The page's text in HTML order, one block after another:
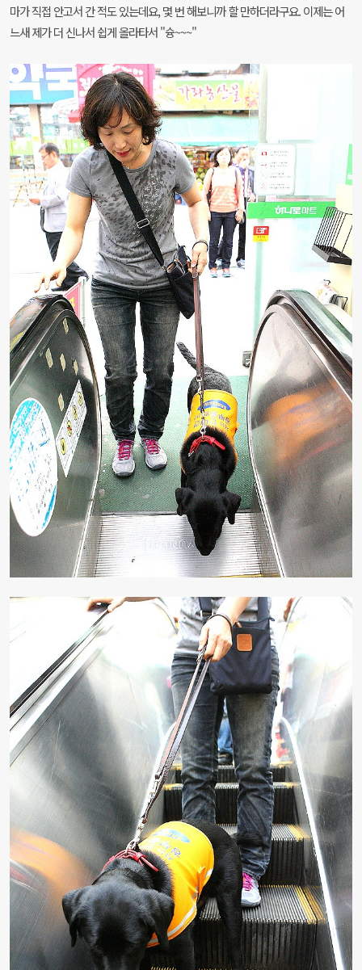
마가 직접 안고서 간 적도 있는데요, 몇 번해보니까 할 만하더라구요. 이제는 어
느새 제가 더 신나서 쉽게 올라타서 "슝~~~"